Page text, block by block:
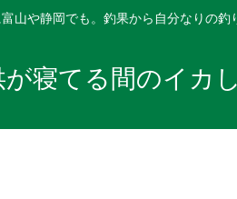
山や静岡でも。釣果から自分なりの
が寝てる間のイカ